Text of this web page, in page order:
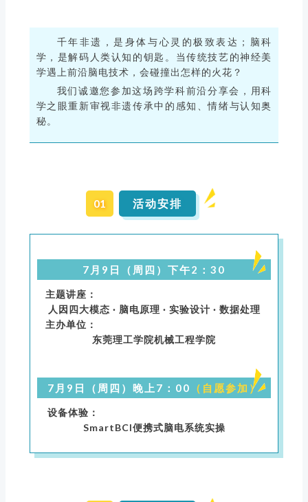
千年非遗，是身体与心灵的极致表达；脑科
学，是解码人类认知的钥匙。当传统技艺的神经美
学遇上前沿脑电技术，会碰撞出怎样的火花？
我们诚邀您参加这场跨学科前沿分享会，用科
学之眼重新审视非遗传承中的感知、情绪与认知奥
秘。
01 活动安排
7月9日（周四）下午2：30
主题讲座：
人因四大模态 · 脑电原理 · 实验设计 · 数据处理
主办单位：
东莞理工学院机械工程学院
7月9日（周四）晚上7：00 （自愿参加）
设备体验：
SmartBCI便携式脑电系统实操